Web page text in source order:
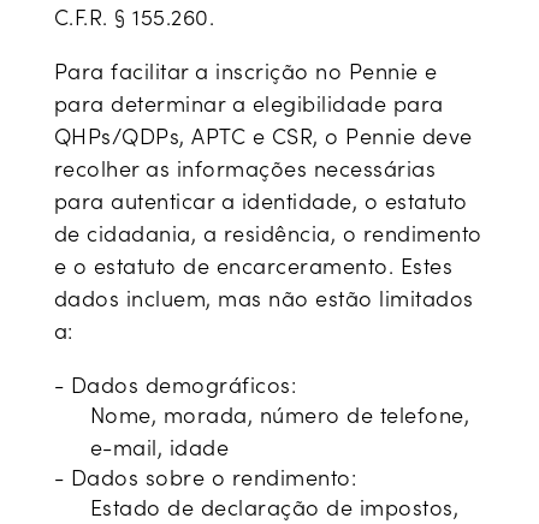
C.F.R. § 155.260.
Para facilitar a inscrição no Pennie e
para determinar a elegibilidade para
QHPs/QDPs, APTC e CSR, o Pennie deve
recolher as informações necessárias
para autenticar a identidade, o estatuto
de cidadania, a residência, o rendimento
e o estatuto de encarceramento. Estes
dados incluem, mas não estão limitados
a:
- Dados demográficos:
Nome, morada, número de telefone,
e-mail, idade
- Dados sobre o rendimento:
Estado de declaração de impostos,